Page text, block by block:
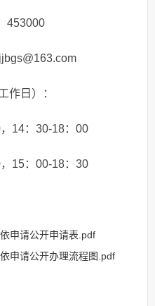
453000
作日）：
14：30-18：00
15：00-18：30
申请公开申请表.pdf
申请公开办理流程图.pdf